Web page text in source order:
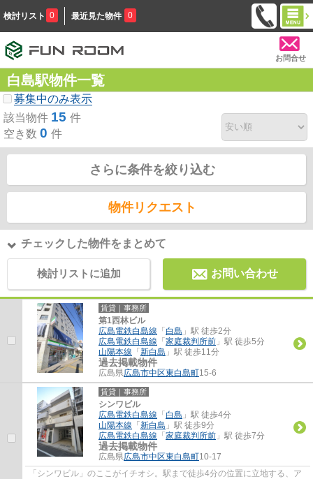
検討リスト 0 最近見た物件 0
お問合せ
白島駅物件一覧
募集中のみ表示
該当物件 15 件
空き数 0 件
さらに条件を絞り込む
物件リクエスト
チェックした物件をまとめて
検討リストに追加 お問い合わせ
賃貸｜事務所
第1西林ビル
広島電鉄白島線 「 白島 」駅 徒歩2分
広島電鉄白島線 「 家庭裁判所前 」駅 徒歩5分
山陽本線 「 新白島 」駅 徒歩11分
過去掲載物件
広島県広島市中区東白島町15-6
賃貸｜事務所
シンワビル
広島電鉄白島線 「 白島 」駅 徒歩4分
山陽本線 「 新白島 」駅 徒歩9分
広島電鉄白島線 「 家庭裁判所前 」駅 徒歩7分
過去掲載物件
広島県広島市中区東白島町10-17
「シンワビル」のここがイチオシ。駅まで徒歩4分の位置に立地する、ア